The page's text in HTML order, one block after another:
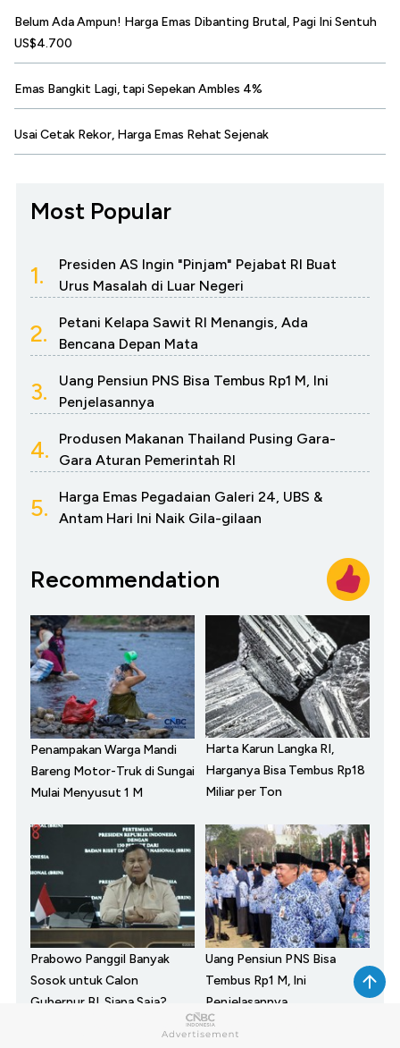
Belum Ada Ampun! Harga Emas Dibanting Brutal, Pagi Ini Sentuh
US$4.700
Emas Bangkit Lagi, tapi Sepekan Ambles 4%
Usai Cetak Rekor, Harga Emas Rehat Sejenak
Most Popular
1.
Presiden AS Ingin "Pinjam" Pejabat RI Buat
Urus Masalah di Luar Negeri
2.
Petani Kelapa Sawit RI Menangis, Ada
Bencana Depan Mata
3.
Uang Pensiun PNS Bisa Tembus Rp1 M, Ini
Penjelasannya
4.
Produsen Makanan Thailand Pusing Gara-
Gara Aturan Pemerintah RI
5.
Harga Emas Pegadaian Galeri 24, UBS &
Antam Hari Ini Naik Gila-gilaan
Recommendation
Penampakan Warga Mandi
Bareng Motor-Truk di Sungai
Mulai Menyusut 1 M
Harta Karun Langka RI,
Harganya Bisa Tembus Rp18
Miliar per Ton
Prabowo Panggil Banyak
Sosok untuk Calon
Gubernur BI, Siapa Saja?
Uang Pensiun PNS Bisa
Tembus Rp1 M, Ini
Penjelasannya